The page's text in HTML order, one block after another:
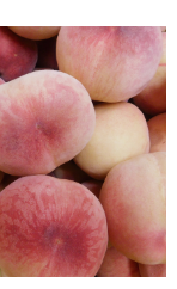
ルーツにしました。
い。
こちら
ズ・キウイジャム
ーズ・完熟レモンジ